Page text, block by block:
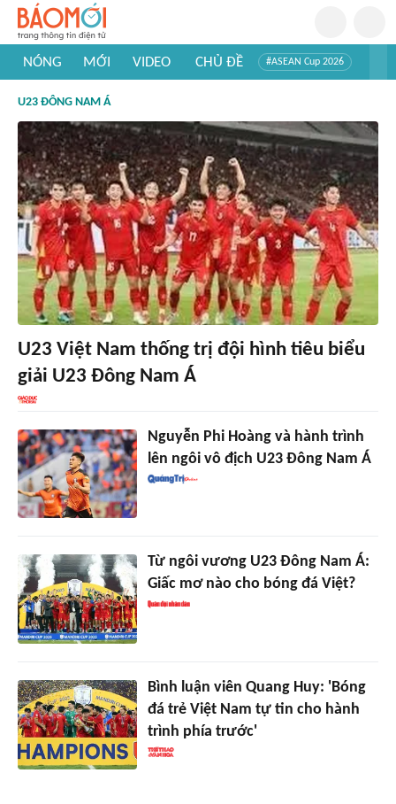
NÓNG MỚI VIDEO CHỦ ĐỀ #ASEAN Cup 2026
#Khám phá thế giới
U23 ĐÔNG NAM Á
U23 Việt Nam thống trị đội hình tiêu biểu
giải U23 Đông Nam Á
Nguyễn Phi Hoàng và hành trình
lên ngôi vô địch U23 Đông Nam Á
Từ ngôi vương U23 Đông Nam Á:
Giấc mơ nào cho bóng đá Việt?
Bình luận viên Quang Huy: 'Bóng
đá trẻ Việt Nam tự tin cho hành
trình phía trước'